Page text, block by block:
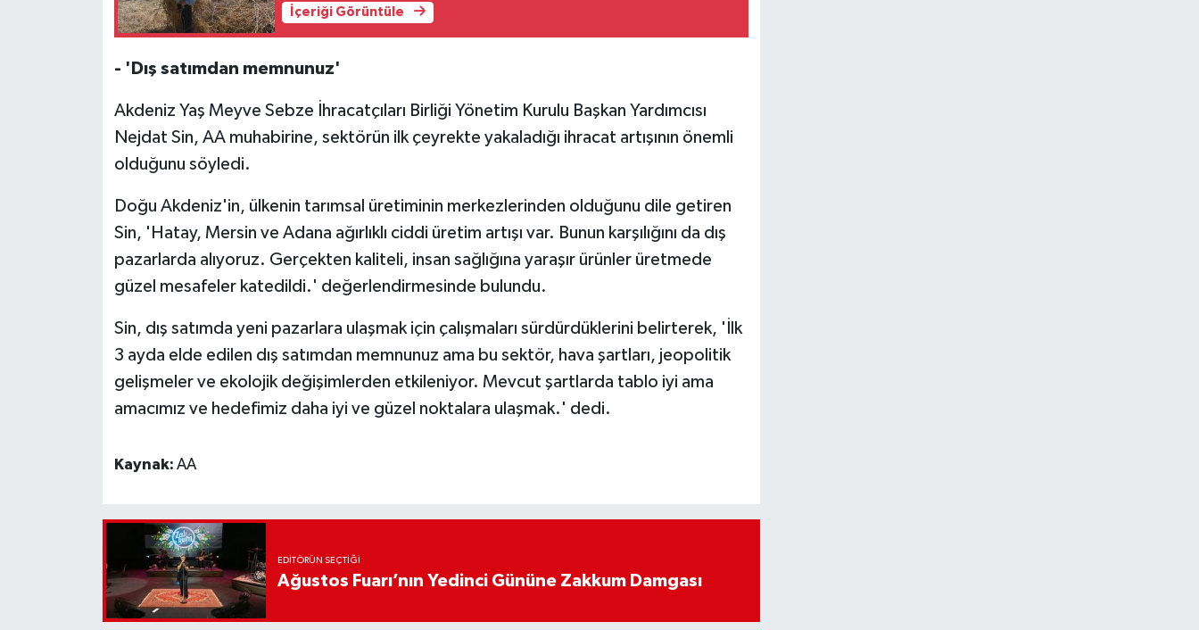
İçeriği Görüntüle
- 'Dış satımdan memnunuz'
Akdeniz Yaş Meyve Sebze İhracatçıları Birliği Yönetim Kurulu Başkan Yardımcısı
Nejdat Sin, AA muhabirine, sektörün ilk çeyrekte yakaladığı ihracat artışının önemli
olduğunu söyledi.
Doğu Akdeniz'in, ülkenin tarımsal üretiminin merkezlerinden olduğunu dile getiren
Sin, 'Hatay, Mersin ve Adana ağırlıklı ciddi üretim artışı var. Bunun karşılığını da dış
pazarlarda alıyoruz. Gerçekten kaliteli, insan sağlığına yaraşır ürünler üretmede
güzel mesafeler katedildi.' değerlendirmesinde bulundu.
Sin, dış satımda yeni pazarlara ulaşmak için çalışmaları sürdürdüklerini belirterek, 'İlk
3 ayda elde edilen dış satımdan memnunuz ama bu sektör, hava şartları, jeopolitik
gelişmeler ve ekolojik değişimlerden etkileniyor. Mevcut şartlarda tablo iyi ama
amacımız ve hedefimiz daha iyi ve güzel noktalara ulaşmak.' dedi.
Kaynak: AA
EDITÖRÜN SEÇTIĞI
Ağustos Fuarı’nın Yedinci Gününe Zakkum Damgası